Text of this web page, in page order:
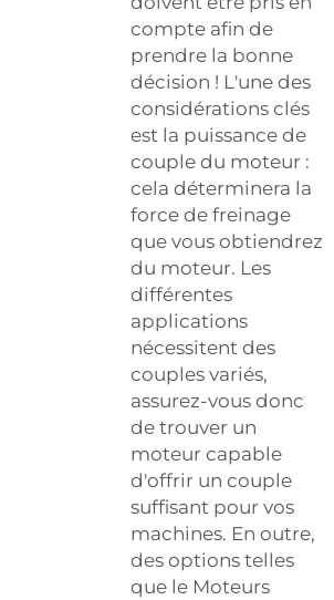
compte afin de
prendre la bonne
décision ! L'une des
considérations clés
est la puissance de
couple du moteur :
cela déterminera la
force de freinage
que vous obtiendrez
du moteur. Les
différentes
applications
nécessitent des
couples variés,
assurez-vous donc
de trouver un
moteur capable
d'offrir un couple
suffisant pour vos
machines. En outre,
des options telles
que le Moteurs